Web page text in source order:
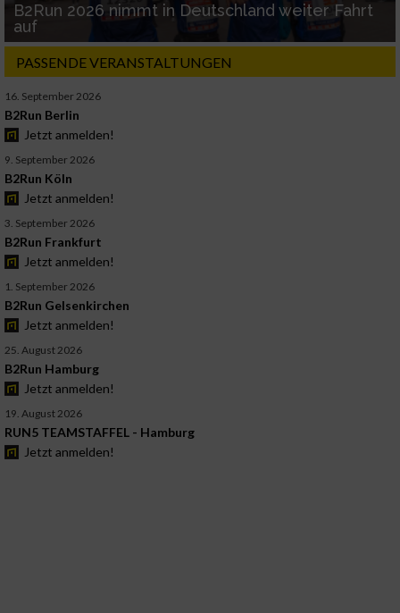
B2Run 2026 nimmt in Deutschland weiter Fahrt
auf
PASSENDE VERANSTALTUNGEN
16. September 2026
B2Run Berlin
Jetzt anmelden!
9. September 2026
B2Run Köln
Jetzt anmelden!
3. September 2026
B2Run Frankfurt
Jetzt anmelden!
1. September 2026
B2Run Gelsenkirchen
Jetzt anmelden!
25. August 2026
B2Run Hamburg
Jetzt anmelden!
19. August 2026
RUN5 TEAMSTAFFEL - Hamburg
Jetzt anmelden!